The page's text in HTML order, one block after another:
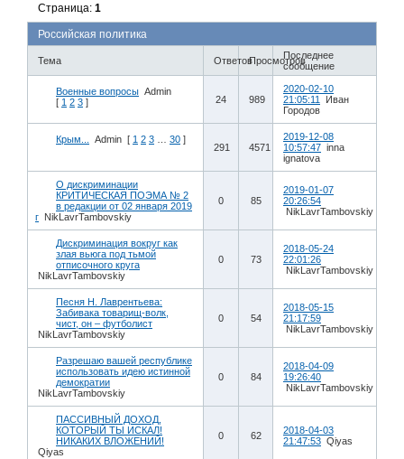
Российская политика
Страница:1
Тема ОтветовПросмотровПоследнее
сообщение
Военные вопросы Admin
[ 1 2 3 ] 24 989
2020-02-10
21:05:11
Иван
Городов
Крым... Admin [ 1 2 3 30 ]
291 4571
2019-12-08
10:57:47 inna
ignatova
О дискриминации
КРИТИЧЕСКАЯ ПОЭМА № 2
в редакции от 02 января 2019
г NikLavrTambovskiy
0 85
2019-01-07
20:26:54
NikLavrTambovskiy
Дискриминация вокруг как
злая вьюга под тьмой
отписочного круга
NikLavrTambovskiy
0 73
2018-05-24
22:01:26
NikLavrTambovskiy
Песня Н. Лаврентьева:
Забивака товарищ-волк,
чист, он – футболист
NikLavrTambovskiy
0 54
2018-05-15
21:17:59
NikLavrTambovskiy
Разрешаю вашей республике
использовать идею истинной
демократии
NikLavrTambovskiy
0 84
2018-04-09
19:26:40
NikLavrTambovskiy
ПАССИВНЫЙ ДОХОД,
КОТОРЫЙ ТЫ ИСКАЛ!
НИКАКИХ ВЛОЖЕНИЙ!
Qiyas
0 62
2018-04-03
21:47:53 Qiyas